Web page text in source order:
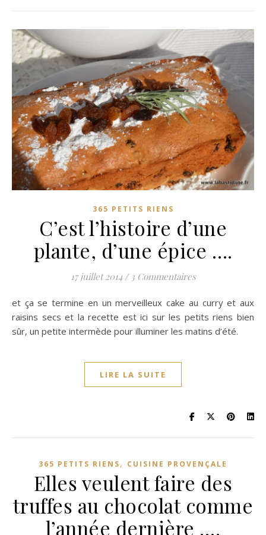
365 PETITS RIENS
C’est l’histoire d’une
plante, d’une épice ….
17 juillet 2014 / 3 Commentaires
et ça se termine en un merveilleux cake au curry et aux
raisins secs et la recette est ici sur les petits riens bien
sûr, un petite intermède pour illuminer les matins d’été.
LIRE LA SUITE
365 PETITS RIENS, CUISINE PROVENÇALE
Elles veulent faire des
truffes au chocolat comme
l’année dernière ….